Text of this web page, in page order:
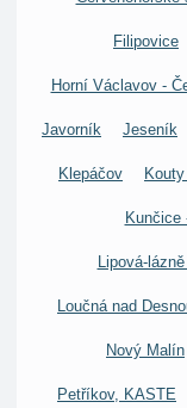
Filipovice
Horní Václavov -
Javorník Jeseník
Klepáčov
Kunčice
Lipová-
Loučná nad
Nový Malín
Petříkov, KASTE